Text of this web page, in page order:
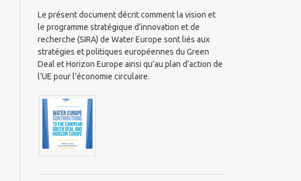
Le présent document décrit comment la vision et
le programme stratégique d’innovation et de
recherche (SIRA) de Water Europe sont liés aux
stratégies et politiques européennes du Green
Deal et Horizon Europe ainsi qu’au plan d’action de
l’UE pour l’économie circulaire.